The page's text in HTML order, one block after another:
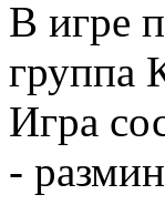
В игре
группа
Игра
-